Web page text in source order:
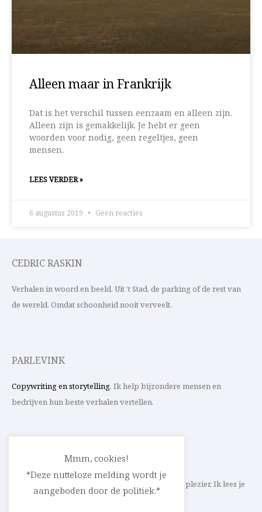
Alleen maar in Frankrijk
Dat is het verschil tussen eenzaam en alleen zijn.
Alleen zijn is gemakkelijk. Je hebt er geen
woorden voor nodig, geen regeltjes, geen
mensen.
LEES VERDER »
6 augustus 2019 Geen reacties
CEDRIC RASKIN
Verhalen in woord en beeld. Uit ’t Stad, de parking of de rest van
de wereld. Omdat schoonheid nooit verveelt.
PARLEVINK
Copywriting en storytelling. Ik help bijzondere mensen en
bedrijven hun beste verhalen vertellen.
Schrijf ik straks mee aan jouw verhaal? Met veel plezier. Ik lees je
heel graag op
cedric@parlevink.be
Mmm, cookies!
*Deze nutteloze melding wordt je
aangeboden door de politiek.*